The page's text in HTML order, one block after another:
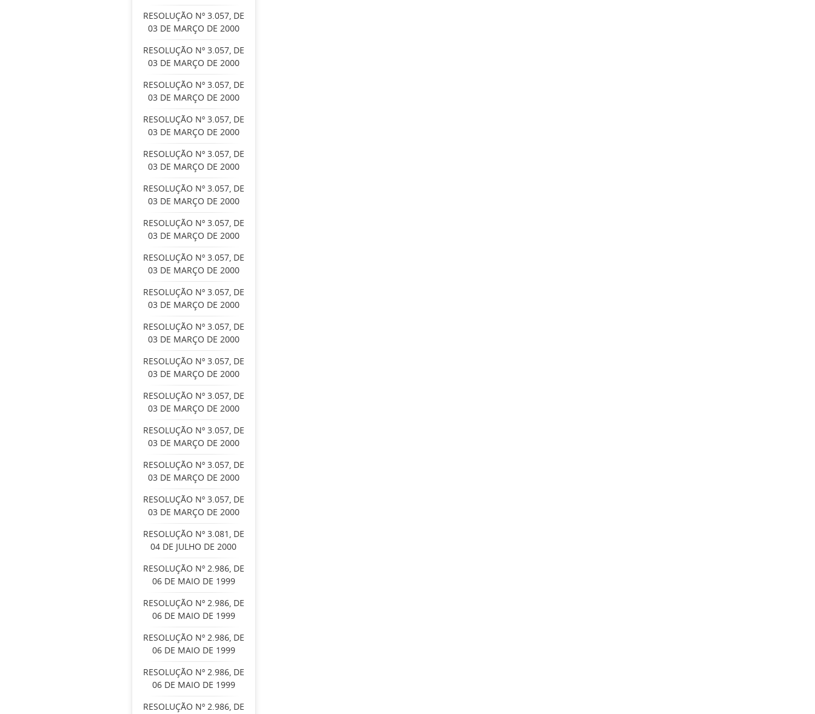
RESOLUÇÃO Nº 3.057, DE
03 DE MARÇO DE 2000
RESOLUÇÃO Nº 3.057, DE
03 DE MARÇO DE 2000
RESOLUÇÃO Nº 3.057, DE
03 DE MARÇO DE 2000
RESOLUÇÃO Nº 3.057, DE
03 DE MARÇO DE 2000
RESOLUÇÃO Nº 3.057, DE
03 DE MARÇO DE 2000
RESOLUÇÃO Nº 3.057, DE
03 DE MARÇO DE 2000
RESOLUÇÃO Nº 3.057, DE
03 DE MARÇO DE 2000
RESOLUÇÃO Nº 3.057, DE
03 DE MARÇO DE 2000
RESOLUÇÃO Nº 3.057, DE
03 DE MARÇO DE 2000
RESOLUÇÃO Nº 3.057, DE
03 DE MARÇO DE 2000
RESOLUÇÃO Nº 3.057, DE
03 DE MARÇO DE 2000
RESOLUÇÃO Nº 3.057, DE
03 DE MARÇO DE 2000
RESOLUÇÃO Nº 3.057, DE
03 DE MARÇO DE 2000
RESOLUÇÃO Nº 3.057, DE
03 DE MARÇO DE 2000
RESOLUÇÃO Nº 3.057, DE
03 DE MARÇO DE 2000
RESOLUÇÃO Nº 3.081, DE
04 DE JULHO DE 2000
RESOLUÇÃO Nº 2.986, DE
06 DE MAIO DE 1999
RESOLUÇÃO Nº 2.986, DE
06 DE MAIO DE 1999
RESOLUÇÃO Nº 2.986, DE
06 DE MAIO DE 1999
RESOLUÇÃO Nº 2.986, DE
06 DE MAIO DE 1999
RESOLUÇÃO Nº 2.986, DE